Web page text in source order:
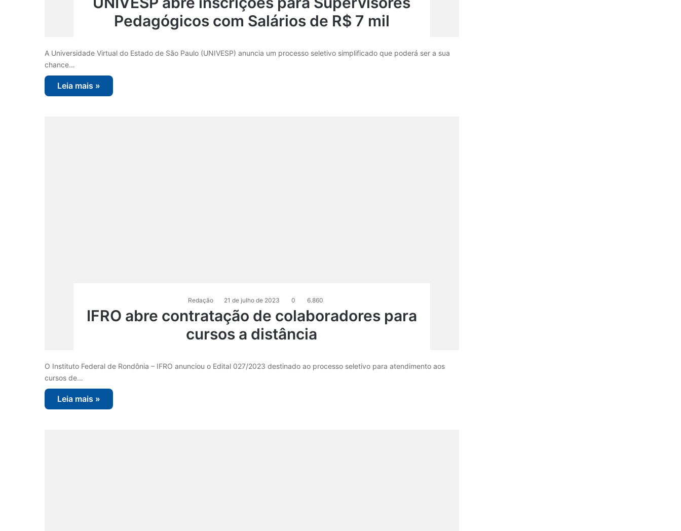
Pedagógicos com Salários de R$ 7 mil
A Universidade Virtual do Estado de São Paulo (UNIVESP) anuncia um processo seletivo simplificado que poderá ser a sua
chance…
Leia mais »
Redação 21 de julho de 2023 0 6.860
IFRO abre contratação de colaboradores para
cursos a distância
O Instituto Federal de Rondônia – IFRO anunciou o Edital 027/2023 destinado ao processo seletivo para atendimento aos
cursos de…
Leia mais »